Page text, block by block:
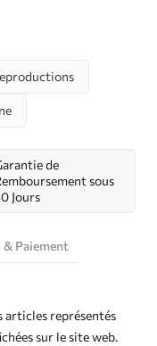
de
sous
Jours
& Paiement
articles représentés
sur le site web.